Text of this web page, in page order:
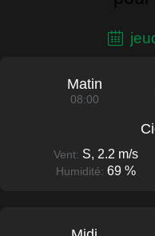
Matin
08:00
Vent: S, 2.2 m/s
Humidité: 69 %